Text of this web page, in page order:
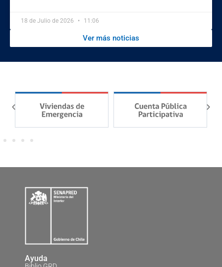
18 de Julio de 2026 11:06
Ver más noticias
Ayuda